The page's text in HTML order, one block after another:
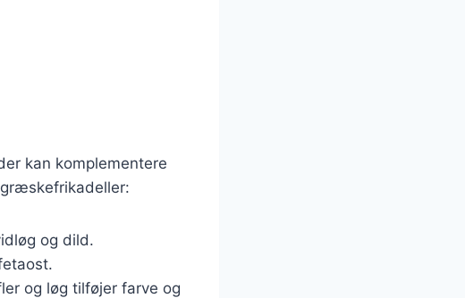
kan komplementere
og dild.
og løg tilføjer farve og